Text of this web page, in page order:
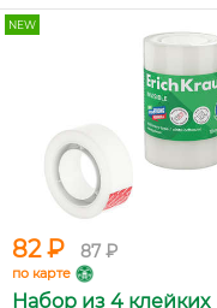
NEW
82 ₽ 87 ₽
по карте
Набор из 4 клейких